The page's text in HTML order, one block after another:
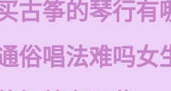
古筝的琴行有
俗唱法难吗女